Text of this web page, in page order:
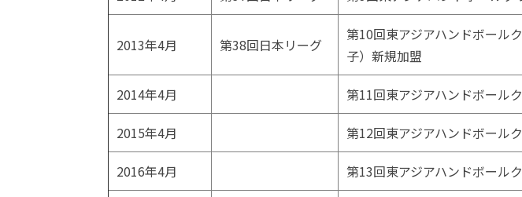
2013年4月 第38回日本リーグ
第10回東アジアハンドボール
子）新規加盟
2014年4月 第11回東アジアハンドボール
2015年4月 第12回東アジアハンドボール
2016年4月 第13回東アジアハンドボール